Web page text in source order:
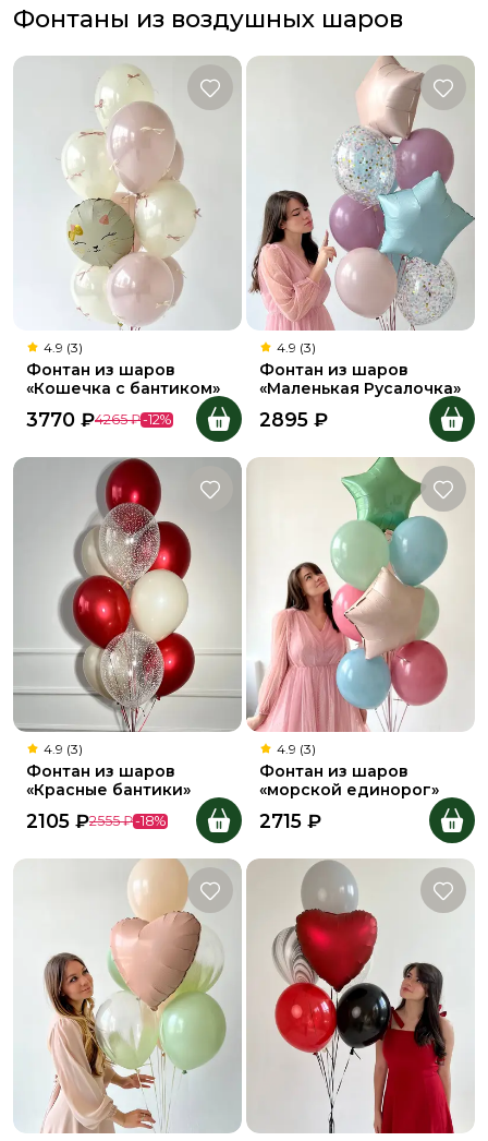
Фонтаны из воздушных шаров
4.9 (3)
Фонтан из шаров
«Кошечка с бантиком»
3770 ₽4265 ₽-12%
4.9 (3)
Фонтан из шаров
«Маленькая Русалочка»
2895 ₽
4.9 (3)
Фонтан из шаров
«Красные бантики»
2105 ₽2555 ₽-18%
4.9 (3)
Фонтан из шаров
«морской единорог»
2715 ₽